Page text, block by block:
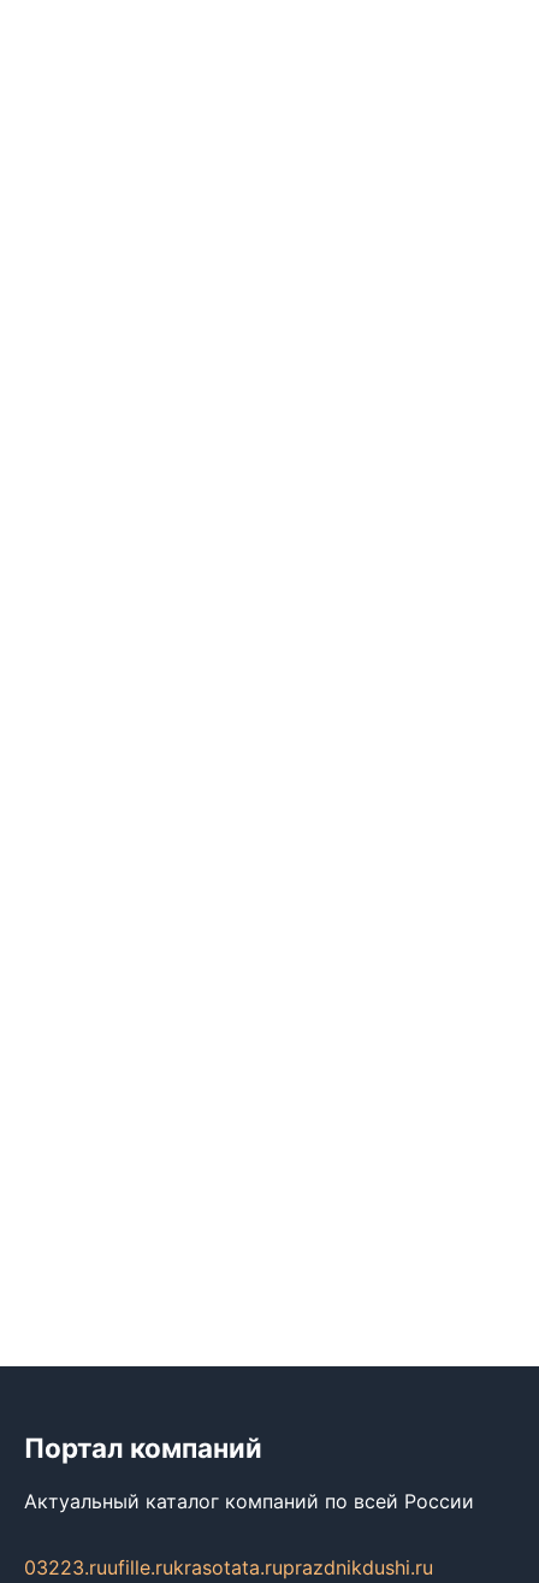
Портал компаний
Актуальный каталог компаний по всей России
03223.ruufille.rukrasotata.ruprazdnikdushi.ru